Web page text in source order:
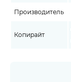
Производитель
Копирайт